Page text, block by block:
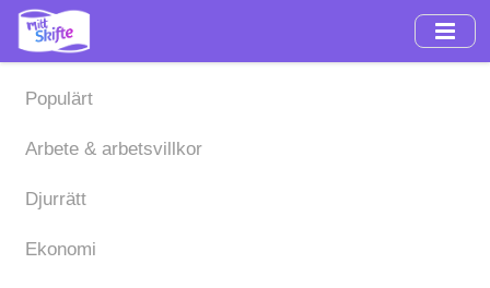
Hoppa
huvudinnehåll
Populärt
Arbete & arbetsvillkor
Djurrätt
Ekonomi